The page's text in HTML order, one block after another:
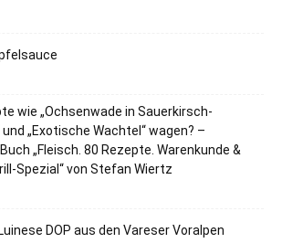
wie „Ochsenwade in Sauerkirsch-
„Exotische Wachtel“ wagen? –
„Fleisch. 80 Rezepte. Warenkunde &
Spezial“ von Stefan Wiertz
DOP aus den Vareser Voralpen